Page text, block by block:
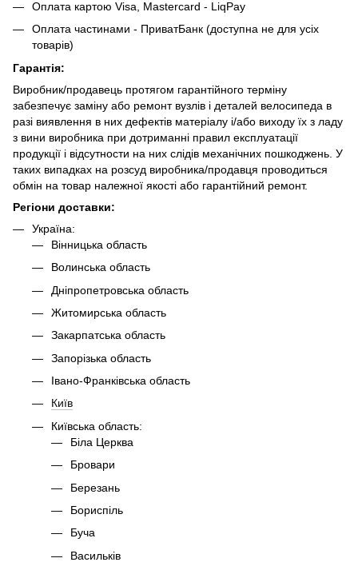
Оплата картою Visa, Mastercard - LiqPay
Оплата частинами - ПриватБанк (доступна не для усіх
товарів)
Гарантія:
Виробник/продавець протягом гарантійного терміну
забезпечує заміну або ремонт вузлів і деталей велосипеда в
разі виявлення в них дефектів матеріалу і/або виходу їх з ладу
з вини виробника при дотриманні правил експлуатації
продукції і відсутности на них слідів механічних пошкоджень. У
таких випадках на розсуд виробника/продавця проводиться
обмін на товар належної якості або гарантійний ремонт.
Регіони доставки:
Україна:
Вінницька область
Волинська область
Дніпропетровська область
Житомирська область
Закарпатська область
Запорізька область
Івано-Франківська область
Київ
Київська область:
Біла Церква
Бровари
Березань
Бориспіль
Буча
Васильків